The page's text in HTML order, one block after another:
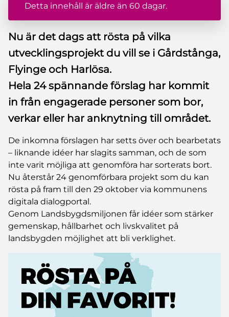
Detta innehåll är äldre än 60 dagar.
Nu är det dags att rösta på vilka
utvecklingsprojekt du vill se i Gårdstånga,
Flyinge och Harlösa.
Hela 24 spännande förslag har kommit
in från engagerade personer som bor,
verkar eller har anknytning till området.
De inkomna förslagen har setts över och bearbetats
– liknande idéer har slagits samman, och de som
inte varit möjliga att genomföra har sorterats bort.
Nu återstår 24 genomförbara projekt som du kan
rösta på fram till den 29 oktober via kommunens
digitala dialogportal.
Genom Landsbygdsmiljonen får idéer som stärker
gemenskap, hållbarhet och livskvalitet på
landsbygden möjlighet att bli verklighet.